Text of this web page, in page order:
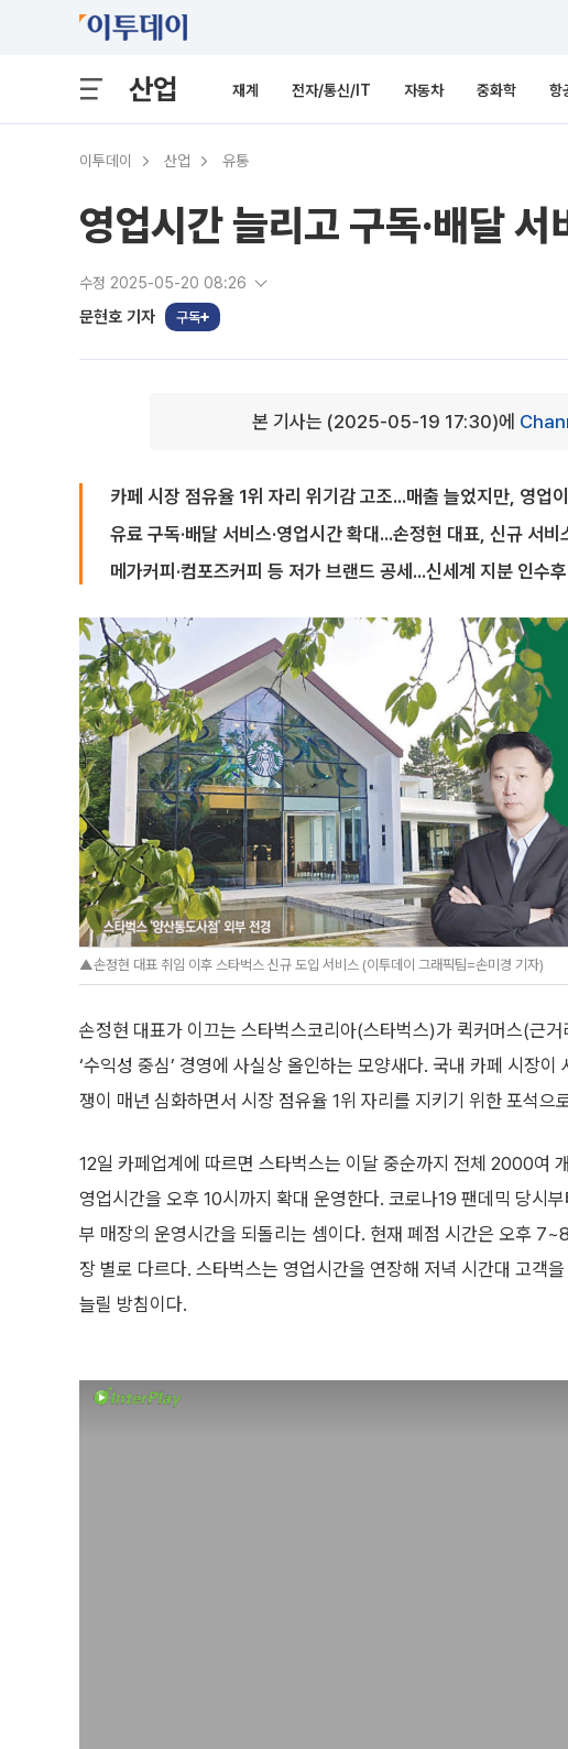
산업 재계 전자/통신/IT 자동차 중화학 항
이투데이 산업 유통
영업시간 늘리고 구독·배달
수정 2025-05-20 08:26
문현호 기자 구독
본 기사는 (2025-05-19 17:30)에
카페 시장 점유율 1위 자리 위기감 고조...매출 늘었지만, 영업
유료 구독·배달 서비스·영업시간 확대...손정현 대표, 신규 서비
메가커피·컴포즈커피 등 저가 브랜드 공세...신세계 지분 인수
▲손정현 대표 취임 이후 스타벅스 신규 도입 서비스 (이투데이 그래픽팀=손미경 기자)
손정현 대표가 이끄는 스타벅스코리아(스타벅스)가 퀵커머스(근
‘수익성 중심’ 경영에 사실상 올인하는 모양새다. 국내 카페 시장
쟁이 매년 심화하면서 시장 점유율 1위 자리를 지키기 위한 포석으
12일 카페업계에 따르면 스타벅스는 이달 중순까지 전체 2000여
영업시간을 오후 10시까지 확대 운영한다. 코로나19 팬데믹 당시
부 매장의 운영시간을 되돌리는 셈이다. 현재 폐점 시간은 오후
장 별로 다르다. 스타벅스는 영업시간을 연장해 저녁 시간대 고객
늘릴 방침이다.